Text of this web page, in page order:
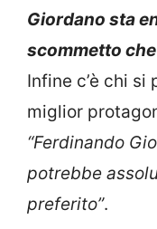
Giordano sta
scommetto
Infine c’è chi
miglior
“Ferdinando
potrebbe
preferito”.